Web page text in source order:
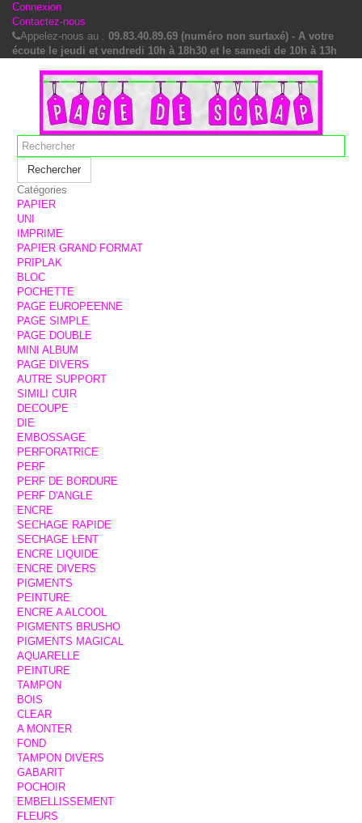
Connexion
Contactez-nous
Appelez-nous au : 09.83.40.89.69 (numéro non surtaxé) - A votre
écoute le jeudi et vendredi 10h à 18h30 et le samedi de 10h à 13h
Rechercher
Catégories
PAPIER
UNI
IMPRIME
PAPIER GRAND FORMAT
PRIPLAK
BLOC
POCHETTE
PAGE EUROPEENNE
PAGE SIMPLE
PAGE DOUBLE
MINI ALBUM
PAGE DIVERS
AUTRE SUPPORT
SIMILI CUIR
DECOUPE
DIE
EMBOSSAGE
PERFORATRICE
PERF
PERF DE BORDURE
PERF D'ANGLE
ENCRE
SECHAGE RAPIDE
SECHAGE LENT
ENCRE LIQUIDE
ENCRE DIVERS
PIGMENTS
PEINTURE
ENCRE A ALCOOL
PIGMENTS BRUSHO
PIGMENTS MAGICAL
AQUARELLE
PEINTURE
TAMPON
BOIS
CLEAR
A MONTER
FOND
TAMPON DIVERS
GABARIT
POCHOIR
EMBELLISSEMENT
FLEURS